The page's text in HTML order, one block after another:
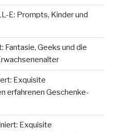
E: Prompts, Kinder und
Fantasie, Geeks und die
Exquisite
erfahrenen Geschenke-
Exquisite